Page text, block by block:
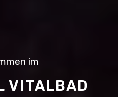
im
VITALBAD